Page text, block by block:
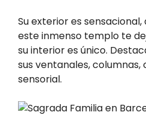
Su exterior es
este inmenso templo te
su interior es único.
sus ventanales, columnas,
sensorial.